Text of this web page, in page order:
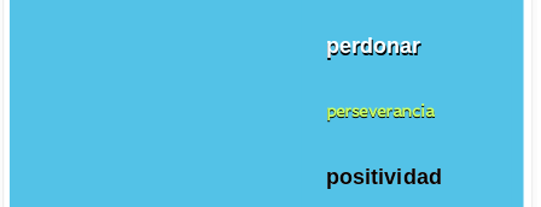
perdonar
perseverancia
positividad